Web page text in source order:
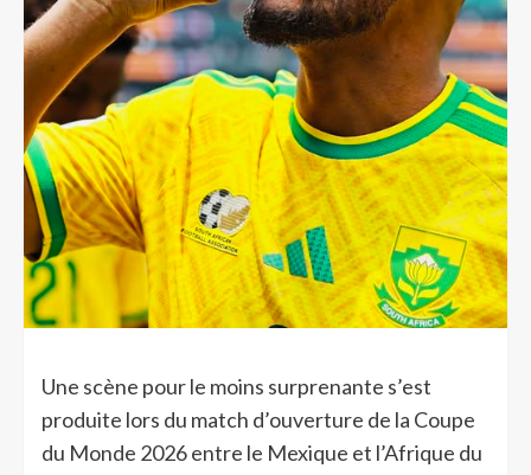
Une scène pour le moins surprenante s’est
produite lors du match d’ouverture de la Coupe
du Monde 2026 entre le Mexique et l’Afrique du